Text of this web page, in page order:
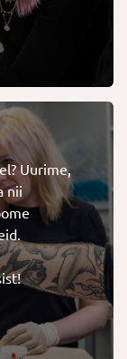
Uurime,
nii